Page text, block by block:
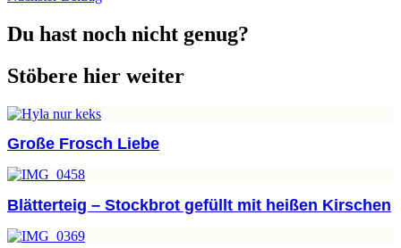
Du hast noch nicht genug?
Stöbere hier weiter
Große Frosch Liebe
Blätterteig – Stockbrot gefüllt mit heißen Kirschen